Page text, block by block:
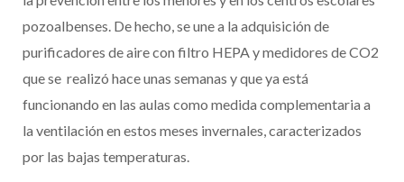
pozoalbenses. De hecho, se une a la adquisición de
purificadores de aire con filtro HEPA y medidores de CO2
que se realizó hace unas semanas y que ya está
funcionando en las aulas como medida complementaria a
la ventilación en estos meses invernales, caracterizados
por las bajas temperaturas.